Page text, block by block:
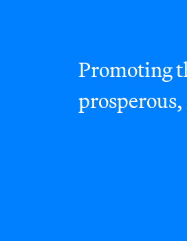
Promoting